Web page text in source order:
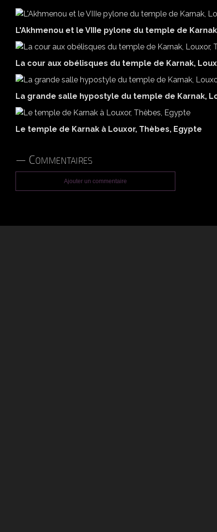
L'Akhmenou et le VIIIe pylone du temple de
La cour aux obélisques du temple de Karnak,
La grande salle hypostyle du temple de Karnak,
Le temple de Karnak à Louxor, Thèbes, Egypte
Commentaires
Ajouter un commentaire